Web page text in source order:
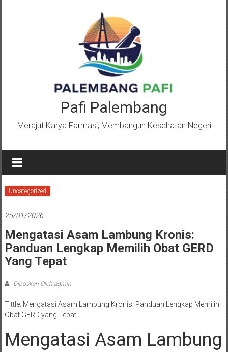
Pafi Palembang
Merajut Karya Farmasi, Membangun Kesehatan Negeri
Uncategorized
25/01/2026
Mengatasi Asam Lambung Kronis:
Panduan Lengkap Memilih Obat GERD
Yang Tepat
Diposkan Oleh:admin
Tittle: Mengatasi Asam Lambung Kronis: Panduan Lengkap Memilih
Obat GERD yang Tepat
Mengatasi Asam Lambung